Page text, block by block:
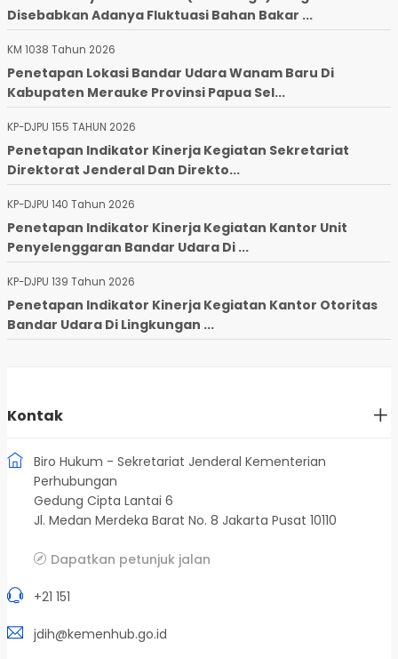
Disebabkan Adanya Fluktuasi Bahan Bakar ...
KM 1038 Tahun 2026
Penetapan Lokasi Bandar Udara Wanam Baru Di
Kabupaten Merauke Provinsi Papua Sel...
KP-DJPU 155 TAHUN 2026
Penetapan Indikator Kinerja Kegiatan Sekretariat
Direktorat Jenderal Dan Direkto...
KP-DJPU 140 Tahun 2026
Penetapan Indikator Kinerja Kegiatan Kantor Unit
Penyelenggaran Bandar Udara Di ...
KP-DJPU 139 Tahun 2026
Penetapan Indikator Kinerja Kegiatan Kantor Otoritas
Bandar Udara Di Lingkungan ...
Kontak
Biro Hukum - Sekretariat Jenderal Kementerian
Perhubungan
Gedung Cipta Lantai 6
Jl. Medan Merdeka Barat No. 8 Jakarta Pusat 10110
Dapatkan petunjuk jalan
+21 151
jdih@kemenhub.go.id